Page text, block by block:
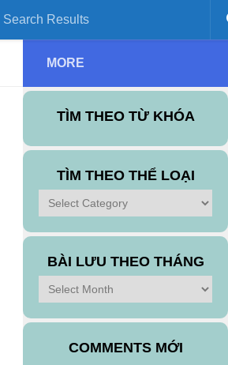
Search Results
MORE
TÌM THEO TỪ KHÓA
TÌM THEO THỂ LOẠI
BÀI LƯU THEO THÁNG
COMMENTS MỚI